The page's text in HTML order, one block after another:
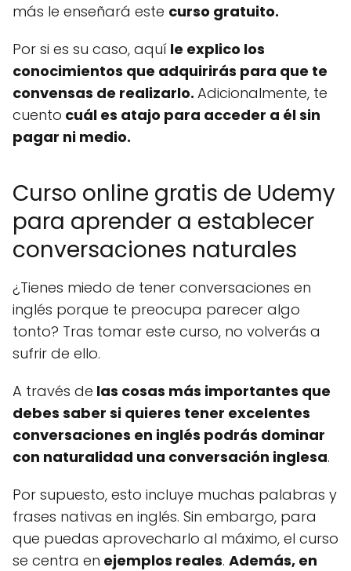
más le enseñará este curso gratuito.
Por si es su caso, aquí le explico los
conocimientos que adquirirás para que te
convensas de realizarlo. Adicionalmente, te
cuento cuál es atajo para acceder a él sin
pagar ni medio.
Curso online gratis de Udemy
para aprender a establecer
conversaciones naturales
¿Tienes miedo de tener conversaciones en
inglés porque te preocupa parecer algo
tonto? Tras tomar este curso, no volverás a
sufrir de ello.
A través de las cosas más importantes que
debes saber si quieres tener excelentes
conversaciones en inglés podrás dominar
con naturalidad una conversación inglesa.
Por supuesto, esto incluye muchas palabras y
frases nativas en inglés. Sin embargo, para
que puedas aprovecharlo al máximo, el curso
se centra en ejemplos reales. Además, en